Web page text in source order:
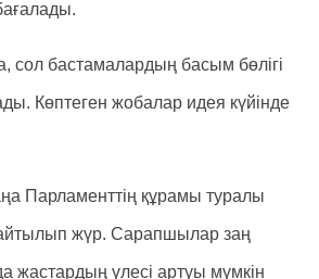
сол бастамалардың басым бөлігі
Көптеген жобалар идея күйінде
Парламенттің құрамы туралы
жүр. Сарапшылар заң
жастардың үлесі артуы мүмкін